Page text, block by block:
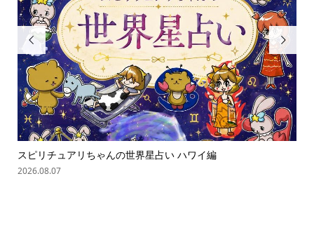

スピリチュアリちゃんの世界星占い ハワイ編
2026.08.07
